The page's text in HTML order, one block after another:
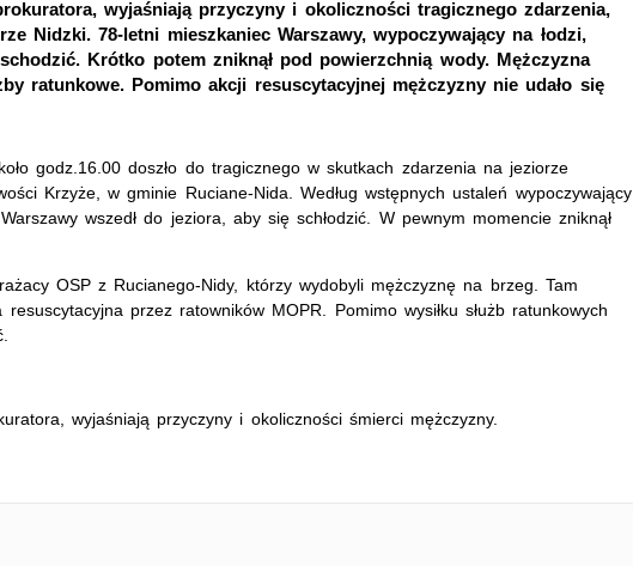
wyjaśniają przyczyny i okoliczności tragicznego zdarzenia,
Nidzki. 78-letni mieszkaniec Warszawy, wypoczywający na łodzi,
Krótko potem zniknął pod powierzchnią wody. Mężczyzna
ratunkowe. Pomimo akcji resuscytacyjnej mężczyzny nie udało się
godz.16.00 doszło do tragicznego w skutkach zdarzenia na jeziorze
Krzyże, w gminie Ruciane-Nida. Według wstępnych ustaleń wypoczywający
wszedł do jeziora, aby się schłodzić. W pewnym momencie zniknął
OSP z Rucianego-Nidy, którzy wydobyli mężczyznę na brzeg. Tam
resuscytacyjna przez ratowników MOPR. Pomimo wysiłku służb ratunkowych
wyjaśniają przyczyny i okoliczności śmierci mężczyzny.